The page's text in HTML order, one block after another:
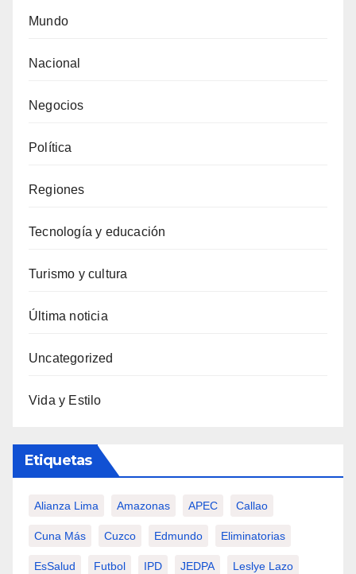
Mundo
Nacional
Negocios
Política
Regiones
Tecnología y educación
Turismo y cultura
Última noticia
Uncategorized
Vida y Estilo
Etiquetas
Alianza Lima Amazonas APEC Callao
Cuna Más Cuzco Edmundo Eliminatorias
EsSalud Futbol IPD JEDPA Leslye Lazo